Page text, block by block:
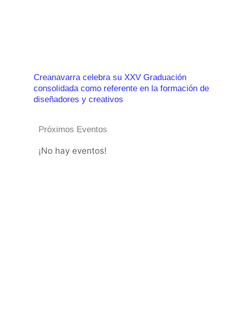
Creanavarra celebra su XXV Graduación
consolidada como referente en la formación de
diseñadores y creativos
Próximos Eventos
¡No hay eventos!